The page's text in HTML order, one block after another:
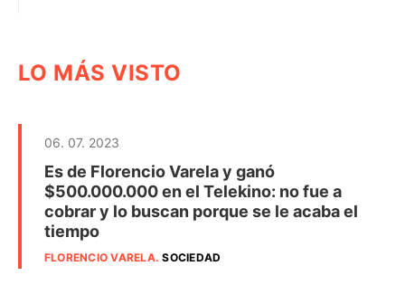
LO MÁS VISTO
06. 07. 2023
Es de Florencio Varela y ganó
$500.000.000 en el Telekino: no fue a
cobrar y lo buscan porque se le acaba el
tiempo
FLORENCIO VARELA.SOCIEDAD